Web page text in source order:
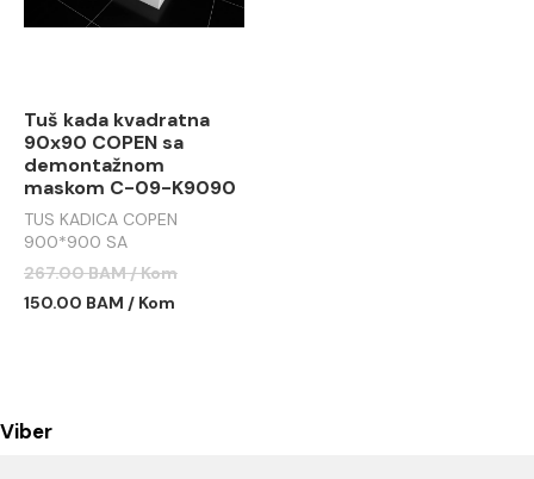
Tuš kada kvadratna
90x90 COPEN sa
demontažnom
maskom C-09-K9090
TUS KADICA COPEN
900*900 SA
DEMONTAŽNOM MASKOM
C-09-K9090
267.00 BAM / Kom
150.00 BAM / Kom
Viber